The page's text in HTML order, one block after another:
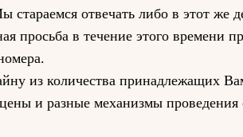
стараемся отвечать либо в этот же
просьба в течение этого времени
из количества принадлежащих
и разные механизмы проведения